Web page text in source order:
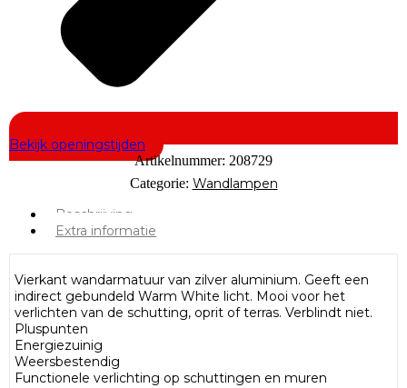
Bekijk openingstijden
Artikelnummer: 208729
Categorie: Wandlampen
Beschrijving
Extra informatie
Vierkant wandarmatuur van zilver aluminium. Geeft een
indirect gebundeld Warm White licht. Mooi voor het
verlichten van de schutting, oprit of terras. Verblindt niet.
Pluspunten
Energiezuinig
Weersbestendig
Functionele verlichting op schuttingen en muren